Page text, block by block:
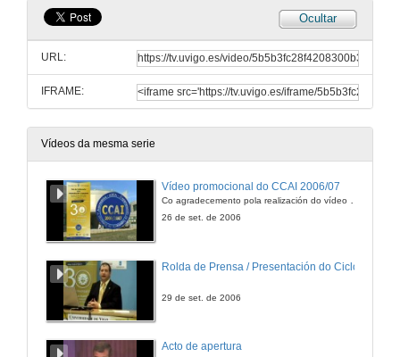
Ocultar
URL:
IFRAME:
Vídeos da mesma serie
Vídeo promocional do CCAI 2006/07
26 de set. de 2006
Rolda de Prensa / Presentación do Ciclo
29 de set. de 2006
Acto de apertura